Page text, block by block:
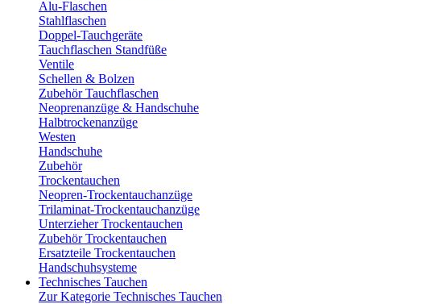
Alu-Flaschen
Stahlflaschen
Doppel-Tauchgeräte
Tauchflaschen Standfüße
Ventile
Schellen & Bolzen
Zubehör Tauchflaschen
Neoprenanzüge & Handschuhe
Halbtrockenanzüge
Westen
Handschuhe
Zubehör
Trockentauchen
Neopren-Trockentauchanzüge
Trilaminat-Trockentauchanzüge
Unterzieher Trockentauchen
Zubehör Trockentauchen
Ersatzteile Trockentauchen
Handschuhsysteme
Technisches Tauchen
Zur Kategorie Technisches Tauchen